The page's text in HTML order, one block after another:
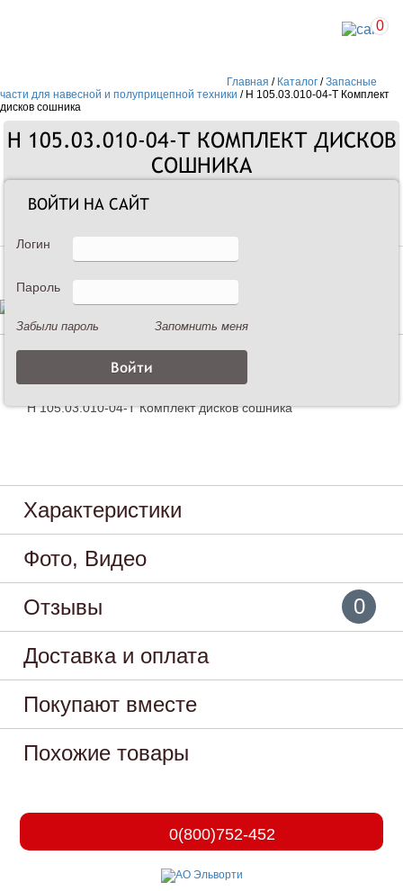
0
Главная / Каталог /Запасные
части для навесной и полуприцепной техники / Н 105.03.010-04-Т Комплект
дисков сошника
Н 105.03.010-04-Т КОМПЛЕКТ ДИСКОВ
СОШНИКА
Описание
Н 105.03.010-04-Т Комплект дисков сошника
Характеристики
Фото, Видео
Отзывы
0
Доставка и оплата
Покупают вместе
Похожие товары
0(800)752-452
ВОЙТИ НА САЙТ
Логин
Пароль
Забыли пароль Запомнить меня